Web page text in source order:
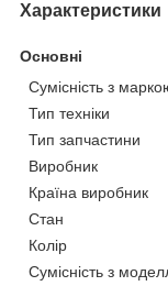
Характеристики
Основні
Сумісність з
Тип техніки
Тип запчастини
Виробник
Країна виробник
Стан
Колір
Сумісність з